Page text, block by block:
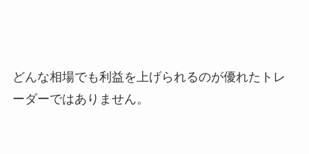
どんな相場でも利益を上げられるのが優れたトレ
ーダーではありません。